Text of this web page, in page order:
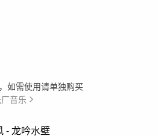
如需使用请单独购买
音乐
- 龙吟水壁